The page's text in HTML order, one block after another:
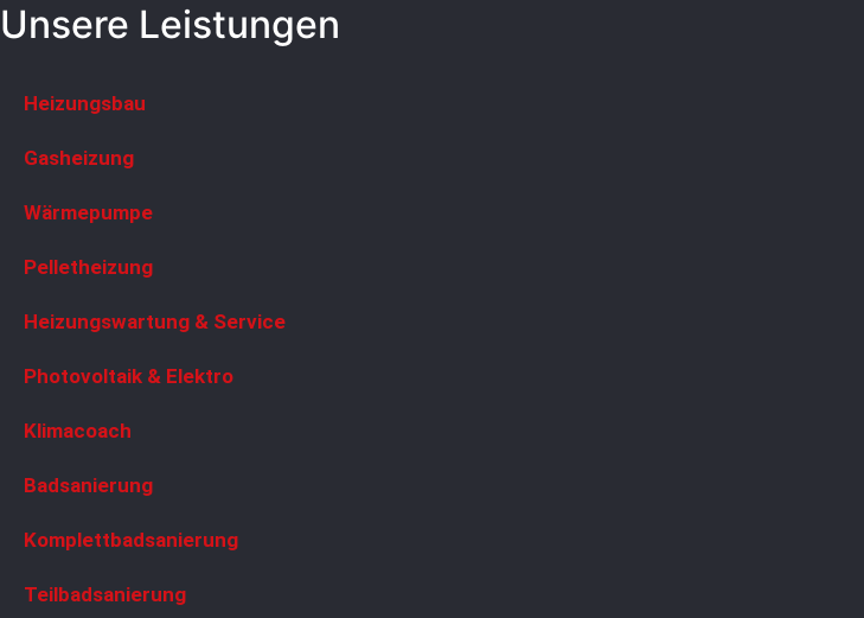
Unsere Leistungen
Heizungsbau
Gasheizung
Wärmepumpe
Pelletheizung
Heizungswartung & Service
Photovoltaik & Elektro
Klimacoach
Badsanierung
Komplettbadsanierung
Teilbadsanierung